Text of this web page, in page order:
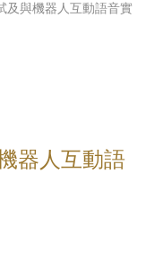
及與機器人互動語音實
器人互動語